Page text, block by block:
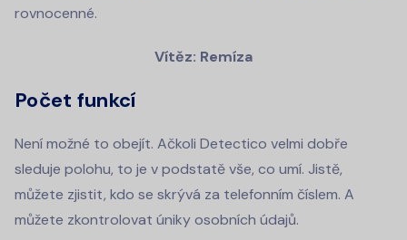
rovnocenné.
Vítěz: Remíza
Počet funkcí
Není možné to obejít. Ačkoli Detectico velmi dobře
sleduje polohu, to je v podstatě vše, co umí. Jistě,
můžete zjistit, kdo se skrývá za telefonním číslem. A
můžete zkontrolovat úniky osobních údajů.